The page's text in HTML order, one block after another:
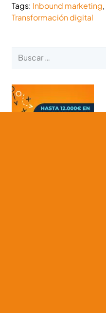
Tags: Inbound marketing,
Transformación digital